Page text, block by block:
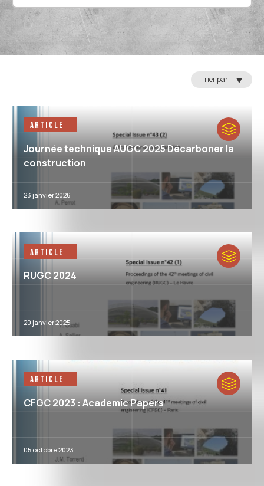
Trier par
Article
Journée technique AUGC 2025 Décarboner la
construction
23 janvier 2026
Article
RUGC 2024
20 janvier 2025
Article
CFGC 2023 : Academic Papers
05 octobre 2023